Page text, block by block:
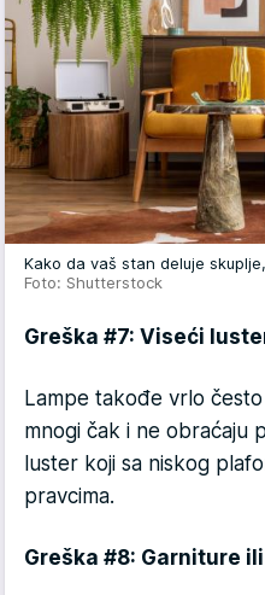
Kako da vaš stan deluje
Foto: Shutterstock
Greška #7: Viseći
Lampe takođe vrlo
mnogi čak i ne obraćaju
luster koji sa niskog
pravcima.
Greška #8: Garniture